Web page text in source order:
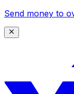
Send money to